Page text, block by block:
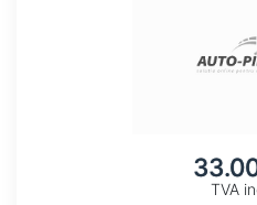
TVA